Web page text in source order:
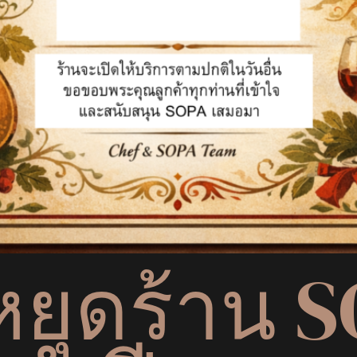
ดร้าน